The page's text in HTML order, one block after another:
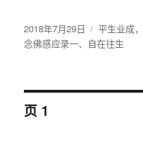
发
布
2018年7月29日
分
类
平生业成
念佛感应录一、 自在往生
文
页 1